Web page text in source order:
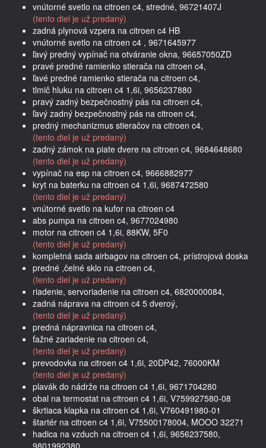
vnútorné svetlo na citroen c4, stredné, 96721407J
(tento diel je už predaný)
zadná plynová vzpera na citroen c4 HB
vnútorné svetlo na citroen c4 , 9671645977
ľavý predný vypínač na otváranie okna, 96657050ZD
pravé predné ramienko stierača na citroen c4,
ľavé predné ramienko stierača na citroen c4,
tlmič hluku na citroen c4 1,6i, 9656237880
pravý zadný bezpečnostný pás na citroen c4,
ľavý zadný bezpečnostný pás na citroen c4,
predný mechanizmus stieračov na citroen c4,
(tento diel je už predaný)
zadný zámok na piate dvere na citroen c4, 9684648680
(tento diel je už predaný)
vypínač na esp na citroen c4, 9666882977
kryt na baterku na citroen c4 1,6i, 9687472580
(tento diel je už predaný)
vnútorné svetlo na kufor na citroen c4
abs pumpa na citroen c4, 9677024980
motor na citroen c4 1,6i, 88KW, 5F0
(tento diel je už predaný)
kompletná sada airbagov na citroen c4, prístrojová doska
predné ,čelné sklo na citroen c4,
(tento diel je už predaný)
riadenie, servoriadenie na citroen c4, 6820000084,
zadná náprava na citroen c4 5 dveroý,
(tento diel je už predaný)
predná nápravnica na citroen c4,
ťažné zariadenie na citroen c4,
(tento diel je už predaný)
prevodovka na citroen c4 1,6i, 20DP42, 76000KM
(tento diel je už predaný)
plavák do nádrže na citroen c4 1,6i, 9671704280
obal na termostat na citroen c4 1,6i, V759927580-08
škrtiaca klapka na citroen c4 1,6i, V760491980-01
štartér na citroen c4 1,6i, V75500178004, MOOO 32271
hadica na vzduch na citroen c4 1,6i, 9656237580,
9801992380